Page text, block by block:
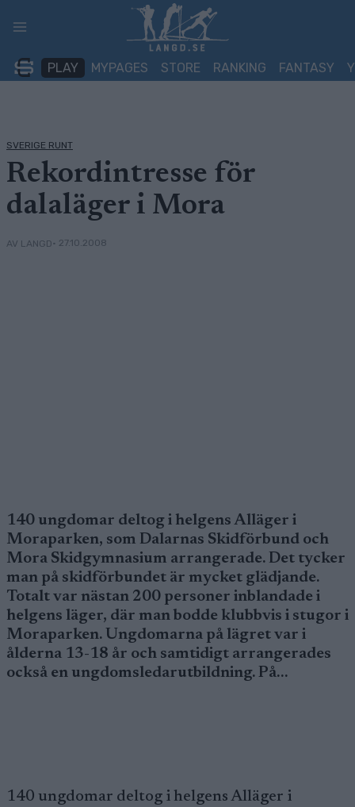
PLAY MYPAGES STORE RANKING FANTASY
SVERIGE RUNT
Rekordintresse för
dalaläger i Mora
AV LANGD• 27.10.2008
140 ungdomar deltog i helgens Alläger i
Moraparken, som Dalarnas Skidförbund och
Mora Skidgymnasium arrangerade. Det tycker
man på skidförbundet är mycket glädjande.
Totalt var nästan 200 personer inblandade i
helgens läger, där man bodde klubbvis i stugor i
Moraparken. Ungdomarna på lägret var i
ålderna 13-18 år och samtidigt arrangerades
också en ungdomsledarutbildning. På…
140 ungdomar deltog i helgens Alläger i